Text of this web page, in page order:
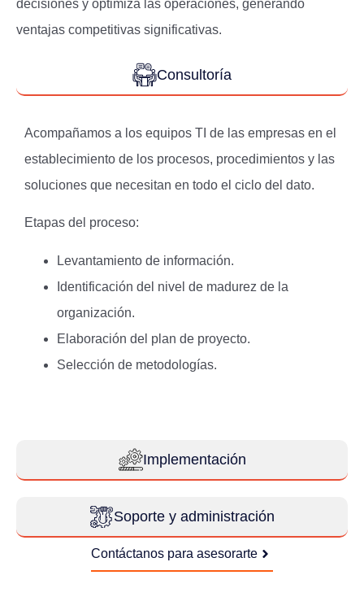
decisiones y optimiza las operaciones, generando
ventajas competitivas significativas.
Consultoría
Implementación
Soporte y administración
Acompañamos a los equipos TI de las empresas en el
establecimiento de los procesos, procedimientos y las
soluciones que necesitan en todo el ciclo del dato.
Etapas del proceso:
Levantamiento de información.
Identificación del nivel de madurez de la
organización.
Elaboración del plan de proyecto.
Selección de metodologías.
Contáctanos para asesorarte